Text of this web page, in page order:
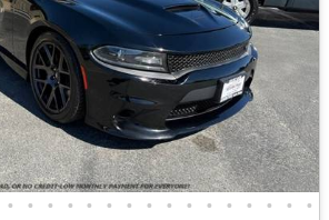
• • • • • • • • • • • • • • • •